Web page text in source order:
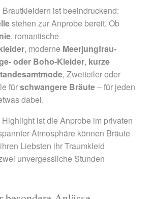
ist beeindruckend:
stehen zur Anprobe bereit. Ob
, romantische
, moderne Meerjungfrau-
oder Boho-Kleider, kurze
, Zweiteiler oder
fürschwangere Bräute– für jeden
dabei.
ist die Anprobe im privaten
Atmosphäre können Bräute
Liebsten ihr Traumkleid
unvergessliche Stunden